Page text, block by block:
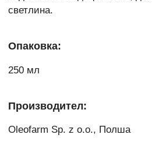
светлина.
Опаковка:
250 мл
Производител:
Oleofarm Sp. z o.o., Полша